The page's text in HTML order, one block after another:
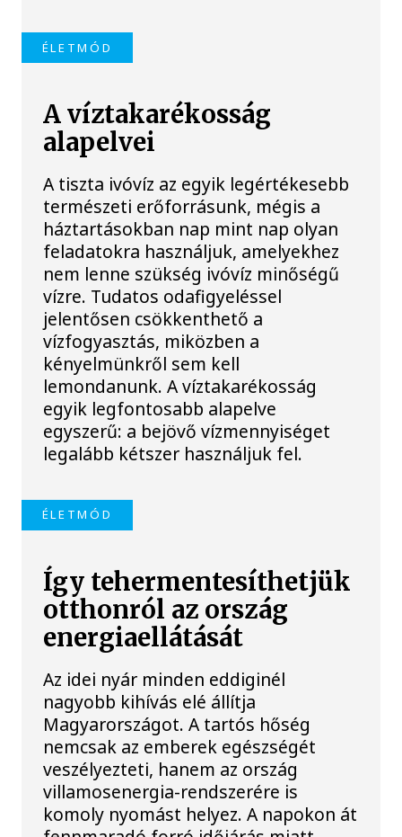
ÉLETMÓD
A víztakarékosság
alapelvei
A tiszta ivóvíz az egyik legértékesebb
természeti erőforrásunk, mégis a
háztartásokban nap mint nap olyan
feladatokra használjuk, amelyekhez
nem lenne szükség ivóvíz minőségű
vízre. Tudatos odafigyeléssel
jelentősen csökkenthető a
vízfogyasztás, miközben a
kényelmünkről sem kell
lemondanunk. A víztakarékosság
egyik legfontosabb alapelve
egyszerű: a bejövő vízmennyiséget
legalább kétszer használjuk fel.
ÉLETMÓD
Így tehermentesíthetjük
otthonról az ország
energiaellátását
Az idei nyár minden eddiginél
nagyobb kihívás elé állítja
Magyarországot. A tartós hőség
nemcsak az emberek egészségét
veszélyezteti, hanem az ország
villamosenergia-rendszerére is
komoly nyomást helyez. A napokon át